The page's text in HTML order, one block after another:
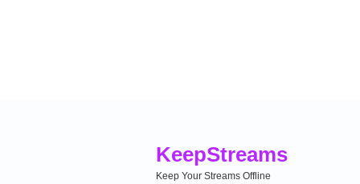
KeepStreams
Keep Your Streams Offline